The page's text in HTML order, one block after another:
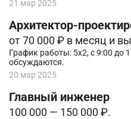
21 мар 2025
Архитектор-
от 70 000 ₽ в месяц и
График работы: 5х2, с 9:00 до
обсуждаются.
20 мар 2025
Главный инженер
100 000 — 150 000 ₽.